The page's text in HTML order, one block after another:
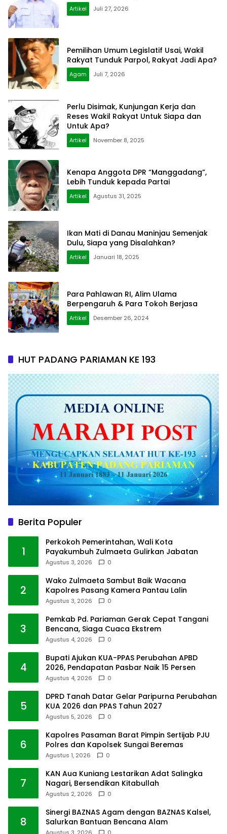
Artikel Juli 27, 2026
Pemilihan Umum Legislatif Usai, Wakil
Rakyat Tunduk Parpol, Rakyat Jadi Apa?
Agam Juli 7, 2026
Perlu Disimak, Kunjungan Kerja dan
Reses Wakil Rakyat Untuk Siapa dan
Untuk Apa?
Artikel November 8, 2025
Kenapa Anggota DPR “Manggadang”,
Lebih Tunduk kepada Partai
Artikel Agustus 31, 2025
Ikan Mati di Danau Maninjau Semenjak
Dulu, Siapa yang Disalahkan?
Artikel Januari 18, 2025
Para Pahlawan RI, Alim Ulama
Berpengaruh & Para Tokoh Berjasa
Artikel Desember 26, 2024
HUT PADANG PARIAMAN KE 193
Berita Populer
1
Perkokoh Pemerintahan, Wali Kota
Payakumbuh Zulmaeta Gulirkan Jabatan
Agustus 3, 2026 0
2
Wako Zulmaeta Sambut Baik Wacana
Kapolres Pasang Kamera Pantau Lalin
Agustus 3, 2026 0
3
Pemkab Pd. Pariaman Gerak Cepat Tangani
Bencana, Siaga Cuaca Ekstrem
Agustus 4, 2026 0
4
Bupati Ajukan KUA-PPAS Perubahan APBD
2026, Pendapatan Pasbar Naik 15 Persen
Agustus 4, 2026 0
5
DPRD Tanah Datar Gelar Paripurna Perubahan
KUA 2026 dan PPAS Tahun 2027
Agustus 5, 2026 0
6
Kapolres Pasaman Barat Pimpin Sertijab PJU
Polres dan Kapolsek Sungai Beremas
Agustus 1, 2026 0
7
KAN Aua Kuniang Lestarikan Adat Salingka
Nagari, Bersendikan Kitabullah
Agustus 2, 2026 0
8
Sinergi BAZNAS Agam dengan BAZNAS Kalsel,
Salurkan Bantuan Bencana Alam